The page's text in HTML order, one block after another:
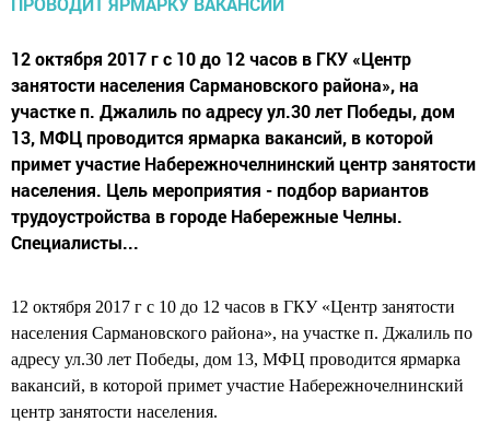
12 октября 2017 г с 10 до 12 часов в ГКУ «Центр
занятости населения Сармановского района», на
участке п. Джалиль по адресу ул.30 лет Победы, дом
13, МФЦ проводится ярмарка вакансий, в которой
примет участие Набережночелнинский центр занятости
населения. Цель мероприятия - подбор вариантов
трудоустройства в городе Набережные Челны.
Специалисты...
12 октября 2017 г с 10 до 12 часов в ГКУ «Центр занятости
населения Сармановского района», на участке п. Джалиль по
адресу ул.30 лет Победы, дом 13, МФЦ проводится ярмарка
вакансий, в которой примет участие Набережночелнинский
центр занятости населения.